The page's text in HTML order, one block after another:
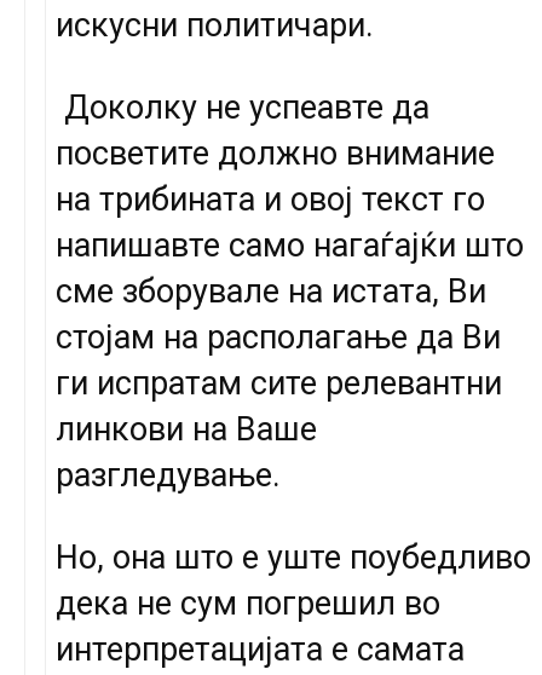
искусни политичари.
Доколку не успеавте да
посветите должно внимание
на трибината и овој текст го
напишавте само нагаѓајќи што
сме зборувале на истата, Ви
стојам на располагање да Ви
ги испратам сите релевантни
линкови на Ваше
разгледување.
Но, она што е уште поубедливо
дека не сум погрешил во
интерпретацијата е самата